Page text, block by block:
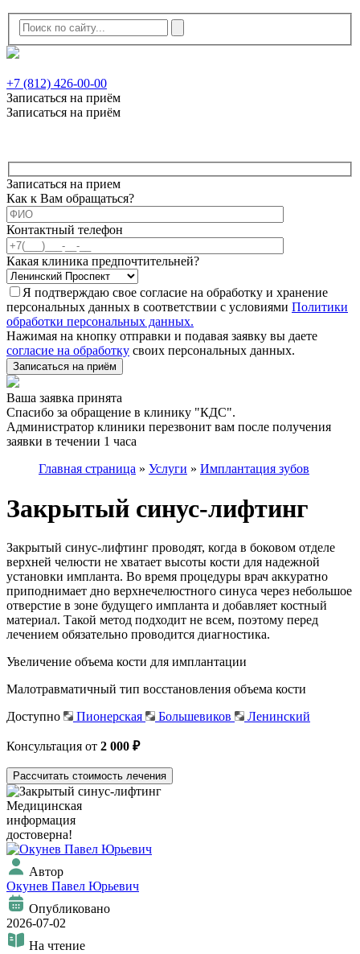
+7 (812) 426-00-00
Записаться на приём
Записаться на приём
Записаться на прием
Как к Вам обращаться?
Контактный телефон
Какая клиника предпочтительней?
Я подтверждаю свое согласие на обработку и хранение
персональных данных в соответствии с условиями Политики
обработки персональных данных.
Нажимая на кнопку отправки и подавая заявку вы даете
согласие на обработку своих персональных данных.
Записаться на приём
Ваша заявка принята
Спасибо за обращение в клинику "КДС".
Администратор клиники перезвонит вам после получения
заявки в течении 1 часа
Главная страница » Услуги » Имплантация зубов
Закрытый синус-лифтинг
Закрытый синус-лифтинг проводят, когда в боковом отделе
верхней челюсти не хватает высоты кости для надежной
установки импланта. Во время процедуры врач аккуратно
приподнимает дно верхнечелюстного синуса через небольшое
отверстие в зоне будущего импланта и добавляет костный
материал. Такой метод подходит не всем, поэтому перед
лечением обязательно проводится диагностика.
Увеличение объема кости для имплантации
Малотравматичный тип восстановления объема кости
Доступно
Пионерская Большевиков Ленинский
Консультация от 2 000 ₽
Рассчитать стоимость лечения
Медицинская
информация
достоверна!
Автор
Окунев Павел Юрьевич
Опубликовано
2026-07-02
На чтение